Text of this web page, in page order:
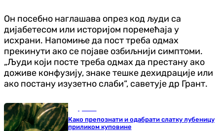
Он посебно наглашава опрез код људи са
дијабетесом или историјом поремећаја у
исхрани. Напомиње да пост треба одмах
прекинути ако се појаве озбиљнији симптоми.
„Људи који посте треба одмах да престану ако
доживе конфузију, знаке тешке дехидрације или
ако постану изузетно слаби“, саветује др Грант.
Како препознати и одабрати слатку лубеницу
приликом куповине